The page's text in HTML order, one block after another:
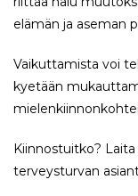
elämän ja aseman
Vaikuttamista voi
kyetään
Kiinnostuitko?
terveysturvan